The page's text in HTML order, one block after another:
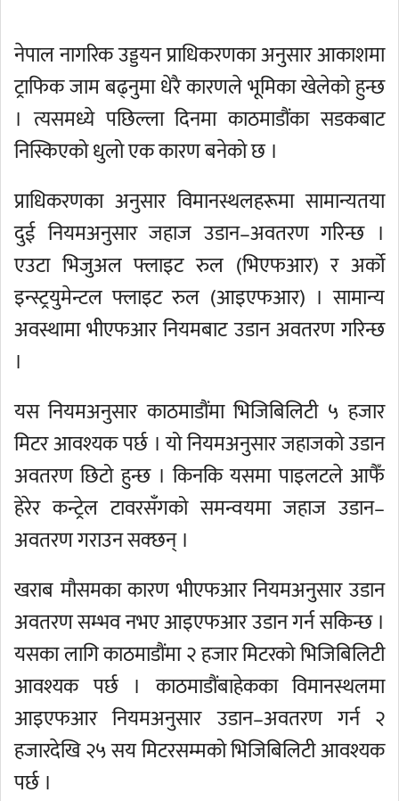
नेपाल नागरिक उड्डयन प्राधिकरणका अनुसार आकाशमा
ट्राफिक जाम बढ्नुमा धेरै कारणले भूमिका खेलेको हुन्छ
। त्यसमध्ये पछिल्ला दिनमा काठमाडौंका सडकबाट
निस्किएको धुलो एक कारण बनेको छ ।
प्राधिकरणका अनुसार विमानस्थलहरूमा सामान्यतया
दुई नियमअनुसार जहाज उडान–अवतरण गरिन्छ ।
एउटा भिजुअल फ्लाइट रुल (भिएफआर) र अर्को
इन्स्ट्रयुमेन्टल फ्लाइट रुल (आइएफआर) । सामान्य
अवस्थामा भीएफआर नियमबाट उडान अवतरण गरिन्छ
।
यस नियमअनुसार काठमाडौंमा भिजिबिलिटी ५ हजार
मिटर आवश्यक पर्छ । यो नियमअनुसार जहाजको उडान
अवतरण छिटो हुन्छ । किनकि यसमा पाइलटले आफैँ
हेरेर कन्ट्रेल टावरसँगको समन्वयमा जहाज उडान–
अवतरण गराउन सक्छन् ।
खराब मौसमका कारण भीएफआर नियमअनुसार उडान
अवतरण सम्भव नभए आइएफआर उडान गर्न सकिन्छ ।
यसका लागि काठमाडौंमा २ हजार मिटरको भिजिबिलिटी
आवश्यक पर्छ । काठमाडौंबाहेकका विमानस्थलमा
आइएफआर नियमअनुसार उडान–अवतरण गर्न २
हजारदेखि २५ सय मिटरसम्मको भिजिबिलिटी आवश्यक
पर्छ ।